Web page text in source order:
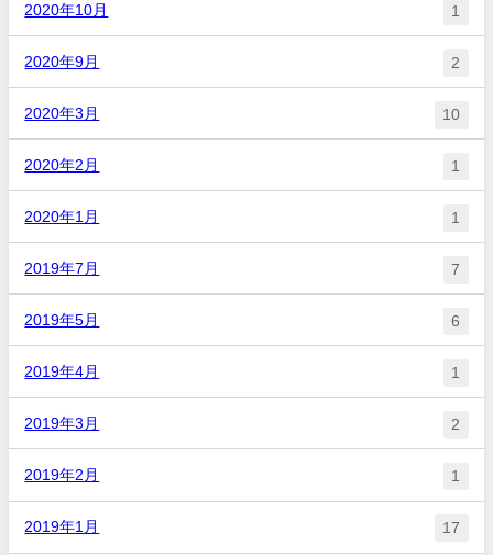
2020年10月 1
2020年9月 2
2020年3月 10
2020年2月 1
2020年1月 1
2019年7月 7
2019年5月 6
2019年4月 1
2019年3月 2
2019年2月 1
2019年1月 17